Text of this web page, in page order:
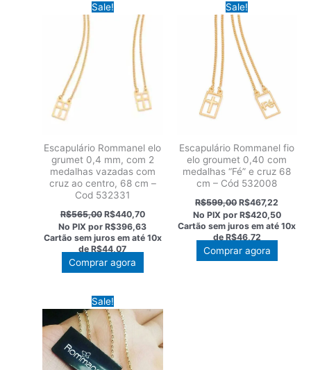
Sale!
Escapulário Rommanel elo
grumet 0,4 mm, com 2
medalhas vazadas com
cruz ao centro, 68 cm –
Cod 532331
R$565,00 O
preço
original
era:
R$565,00.
R$440,70O
preço
atual
é:
No PIX porR$396,63
Cartão sem juros em até 10x
de R$44,07
Comprar agora
Sale!
Escapulário Rommanel fio
elo groumet 0,40 com
medalhas “Fé” e cruz 68
cm – Cód 532008
R$599,00O
preço
original
era:
R$599,00.
R$467,22
preço
atual
é:
No PIX por R$420,50
Cartão sem juros em até10x
deR$46,72
Comprar agora
Sale!